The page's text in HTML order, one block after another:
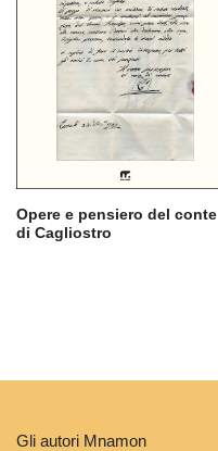
Opere e pensiero del conte
di Cagliostro
Gli autori Mnamon